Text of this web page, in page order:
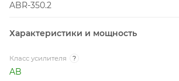
ABR-350.2
Характеристики и мощность
Класс усилителя ?
AB